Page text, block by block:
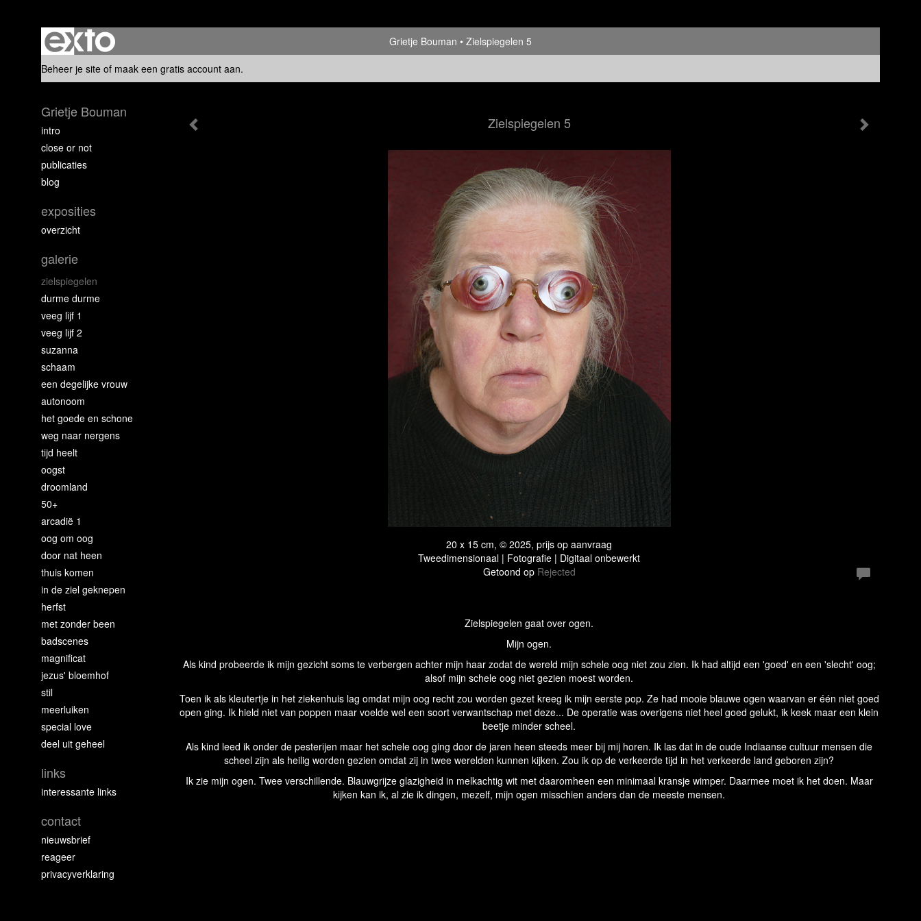
Grietje Bouman
Zielspiegelen 5
Beheer je site of maak een gratis account aan.
Zielspiegelen 5
20 x 15 cm, © 2025, prijs op aanvraag
Tweedimensionaal | Fotografie | Digitaal onbewerkt
Getoond op Rejected
Zielspiegelen gaat over ogen.
Mijn ogen.
Als kind probeerde ik mijn gezicht soms te verbergen achter mijn haar zodat de wereld mijn schele oog niet zou zien. Ik had altijd een 'goed' en een 'slecht' oog;
alsof mijn schele oog niet gezien moest worden.
Toen ik als kleutertje in het ziekenhuis lag omdat mijn oog recht zou worden gezet kreeg ik mijn eerste pop. Ze had mooie blauwe ogen waarvan er één niet goed
open ging. Ik hield niet van poppen maar voelde wel een soort verwantschap met deze... De operatie was overigens niet heel goed gelukt, ik keek maar een klein
beetje minder scheel.
Als kind leed ik onder de pesterijen maar het schele oog ging door de jaren heen steeds meer bij mij horen. Ik las dat in de oude Indiaanse cultuur mensen die
scheel zijn als heilig worden gezien omdat zij in twee werelden kunnen kijken. Zou ik op de verkeerde tijd in het verkeerde land geboren zijn?
Ik zie mijn ogen. Twee verschillende. Blauwgrijze glazigheid in melkachtig wit met daaromheen een minimaal kransje wimper. Daarmee moet ik het doen. Maar
kijken kan ik, al zie ik dingen, mezelf, mijn ogen misschien anders dan de meeste mensen.
Grietje Bouman
intro
close or not
publicaties
blog
exposities
overzicht
galerie
zielspiegelen
durme durme
veeg lijf 1
veeg lijf 2
suzanna
schaam
een degelijke vrouw
autonoom
het goede en schone
weg naar nergens
tijd heelt
oogst
droomland
50+
arcadië 1
oog om oog
door nat heen
thuis komen
in de ziel geknepen
herfst
met zonder been
badscenes
magnificat
jezus' bloemhof
stil
meerluiken
special love
deel uit geheel
links
interessante links
contact
nieuwsbrief
reageer
privacyverklaring